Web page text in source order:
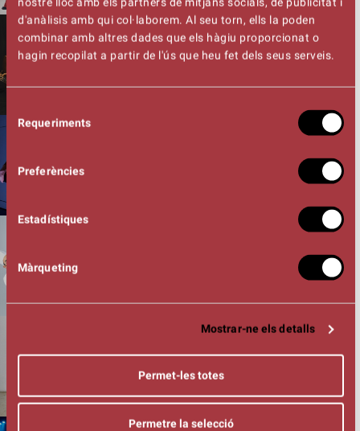
d'anàlisis amb qui col·laborem. Al seu torn, ells la poden
combinar amb altres dades que els hàgiu proporcionat o
hagin recopilat a partir de l'ús que heu fet dels seus serveis.
Requeriments
Preferències
Estadístiques
Màrqueting
Mostrar-ne els detalls
Permet-les totes
Permetre la selecció
MÚSICA
AMAT SANTACANA
MÚSICA - DANSA
SANDRA MONFORT
dijous,15 d'octubre- 21:30 h